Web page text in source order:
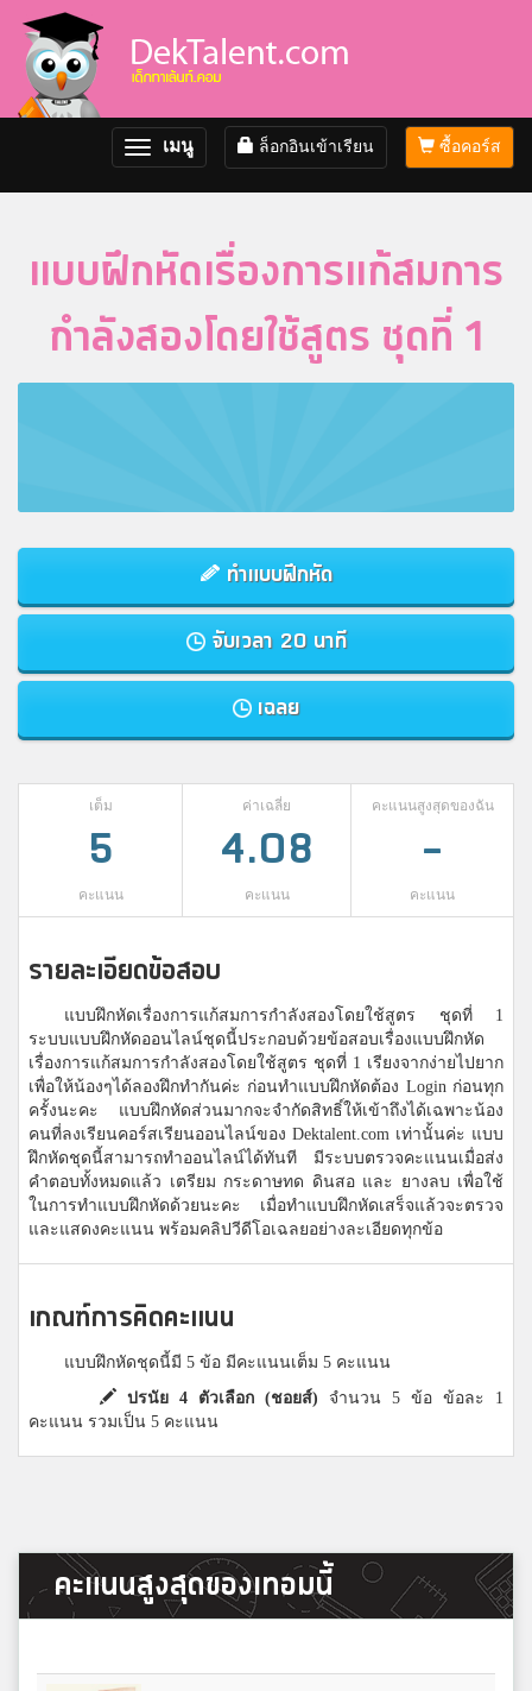
ซื้อคอร์ส
ล็อกอินเข้าเรียน
Toggle
navigation
เมนู
แบบฝึกหัดเรื่องการแก้สมการ
กำลังสองโดยใช้สูตร ชุดที่ 1
ทำแบบฝึกหัด
จับเวลา 20 นาที
เฉลย
เต็ม
5
คะแนน
ค่าเฉลี่ย
4.08
คะแนน
คะแนนสูงสุดของฉัน
-
คะแนน
รายละเอียดข้อสอบ
แบบฝึกหัดเรื่องการแก้สมการกำลังสองโดยใช้สูตร ชุดที่ 1
ระบบแบบฝึกหัดออนไลน์ชุดนี้ประกอบด้วยข้อสอบเรื่องแบบฝึกหัด
เรื่องการแก้สมการกำลังสองโดยใช้สูตร ชุดที่ 1 เรียงจากง่ายไปยาก
เพื่อให้น้องๆได้ลองฝึกทำกันค่ะ ก่อนทำแบบฝึกหัดต้อง Login ก่อนทุก
ครั้งนะคะ แบบฝึกหัดส่วนมากจะจำกัดสิทธิ์ให้เข้าถึงได้เฉพาะน้อง
คนที่ลงเรียนคอร์สเรียนออนไลน์ของ Dektalent.com เท่านั้นค่ะ แบบ
ฝึกหัดชุดนี้สามารถทำออนไลน์ได้ทันที มีระบบตรวจคะแนนเมื่อส่ง
คำตอบทั้งหมดแล้ว เตรียม กระดาษทด ดินสอ และ ยางลบ เพื่อใช้
ในการทำแบบฝึกหัดด้วยนะคะ เมื่อทำแบบฝึกหัดเสร็จแล้วจะตรวจ
และแสดงคะแนน พร้อมคลิปวีดีโอเฉลยอย่างละเอียดทุกข้อ
เกณฑ์การคิดคะแนน
แบบฝึกหัดชุดนี้มี 5 ข้อ มีคะแนนเต็ม 5 คะแนน
ปรนัย 4 ตัวเลือก (ชอยส์) จำนวน 5 ข้อ ข้อละ 1
คะแนน รวมเป็น 5 คะแนน
คะแนนสูงสุดของเทอมนี้